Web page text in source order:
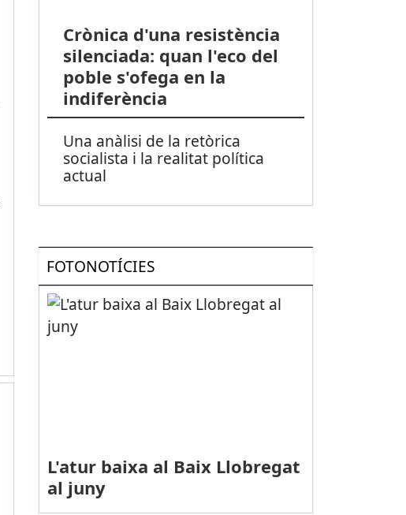
Crònica d'una resistència
silenciada: quan l'eco del
poble s'ofega en la
indiferència
Una anàlisi de la retòrica
socialista i la realitat política
actual
FOTONOTÍCIES
L'atur baixa al Baix Llobregat
al juny